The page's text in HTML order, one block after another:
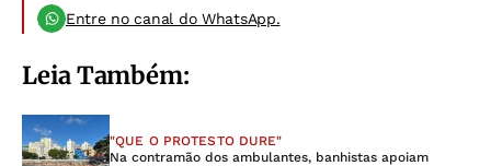
Entre no canal do WhatsApp.
Leia Também:
"QUE O PROTESTO DURE"
Na contramão dos ambulantes, banhistas apoiam